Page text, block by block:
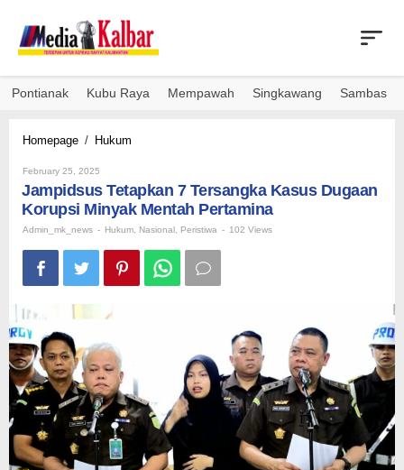
content
Pontianak Kubu Raya Mempawah Singkawang Sambas
Homepage / Hukum
Tersangka
Kasus
Korupsi
Minyak
Mentah
Pertamina
February 25, 2025
Jampidsus Tetapkan 7 Tersangka Kasus Dugaan
Korupsi Minyak Mentah Pertamina
Admin_mk_news - Hukum Nasional Peristiwa - 102 Views